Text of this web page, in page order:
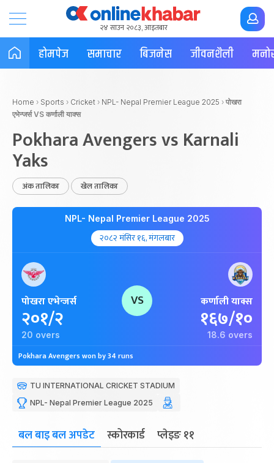
२४ साउन २०८३, आइतबार
होमपेज समाचार बिजनेस जीवनशैली
Home › Sports › Cricket › NPL- Nepal Premier League 2025 › पोखरा
एभेन्जर्स VS कर्णाली याक्स
Pokhara Avengers vs Karnali
Yaks
अंक तालिका खेल तालिका
NPL- Nepal Premier League 2025
२०८२ मंसिर १६, मंगलबार
पोखरा एभेन्जर्स
२०१/२
20 overs
VS कर्णाली याक्स
१६७/१०
18.6 overs
Pokhara Avengers won by 34 runs
TU INTERNATIONAL CRICKET STADIUM
NPL- Nepal Premier League 2025
बल बाइ बल अपडेट स्कोरकार्ड प्लेइङ ११